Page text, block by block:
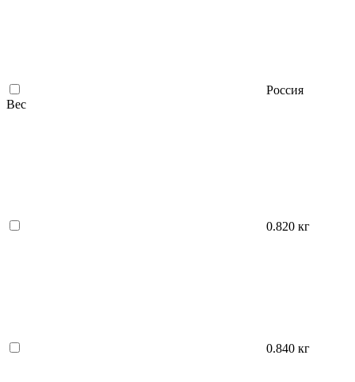
Россия
Вес
0.820 кг
0.840 кг